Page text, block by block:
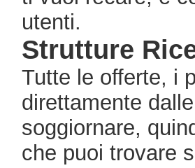
utenti.
Strutture
Tutte le offerte, i
direttamente
soggiornare,
che puoi trovare